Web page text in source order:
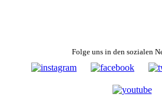
Folge uns in den sozialen